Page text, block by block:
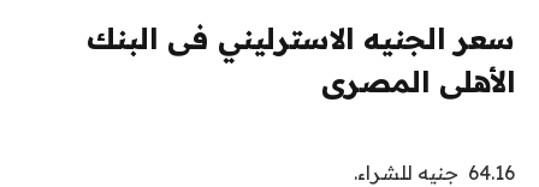
سعر الجنيه الاسترليني فى البنك
الأهلى المصرى
64.16 جنيه للشراء.